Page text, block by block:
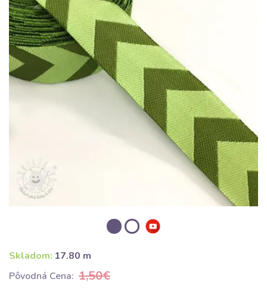
Skladom: 17.80 m
Pôvodná Cena: 1,50€